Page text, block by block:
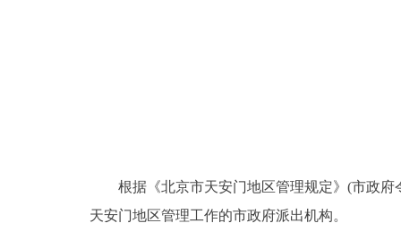
12345网上接诉即办
根据《北京市天安门地区管理规定》(市政府
天安门地区管理工作的市政府派出机构。